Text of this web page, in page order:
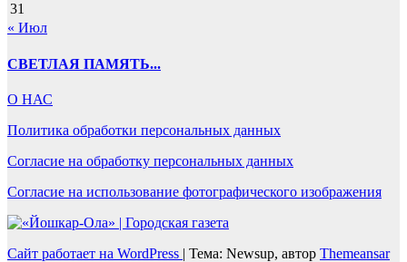
31
« Июл
СВЕТЛАЯ ПАМЯТЬ...
О НАС
Политика обработки персональных данных
Согласие на обработку персональных данных
Согласие на использование фотографического изображения
Сайт работает на WordPress | Тема: Newsup, автор Themeansar